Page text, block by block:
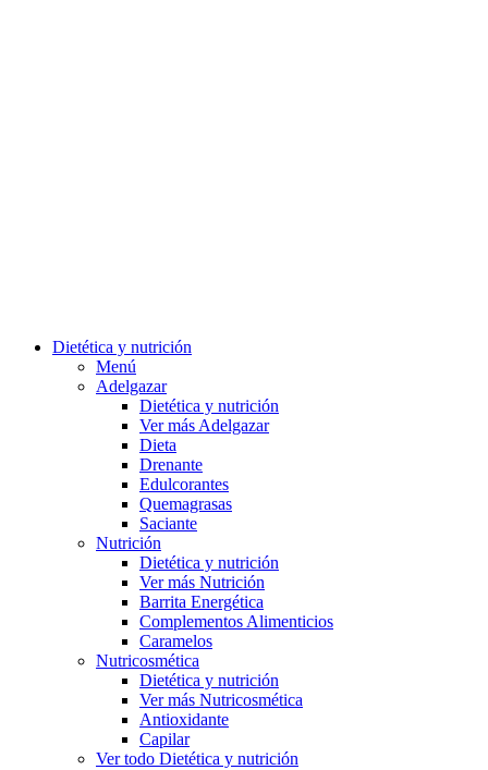
Dietética y nutrición
Menú
Adelgazar
Dietética y nutrición
Ver más Adelgazar
Dieta
Drenante
Edulcorantes
Quemagrasas
Saciante
Nutrición
Dietética y nutrición
Ver más Nutrición
Barrita Energética
Complementos Alimenticios
Caramelos
Nutricosmética
Dietética y nutrición
Ver más Nutricosmética
Antioxidante
Capilar
Ver todo Dietética y nutrición